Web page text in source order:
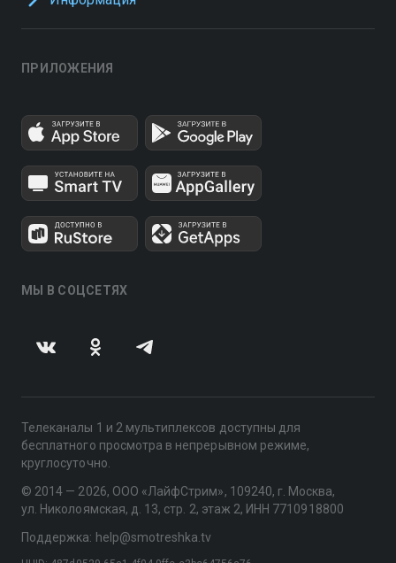
ПРИЛОЖЕНИЯ
МЫ В СОЦСЕТЯХ
Телеканалы 1 и 2 мультиплексов доступны для
бесплатного просмотра в непрерывном режиме,
круглосуточно.
© 2014 — 2026, ООО «ЛайфСтрим», 109240, г. Москва,
ул. Николоямская, д. 13, стр. 2, этаж 2, ИНН 7710918800
Поддержка: help@smotreshka.tv